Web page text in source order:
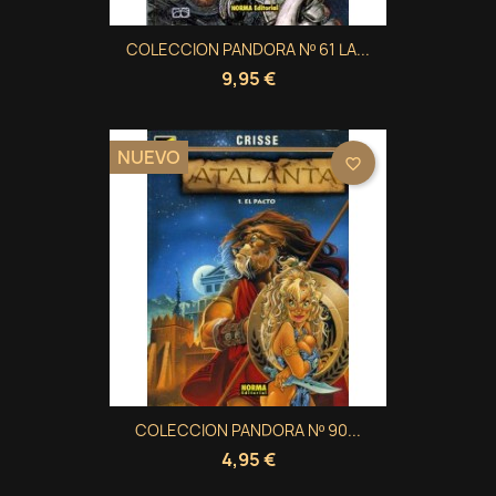
COLECCION PANDORA Nº 61 LA...
9,95 €
COLECCION PANDORA Nº 90...
4,95 €
NUEVO favorite_border